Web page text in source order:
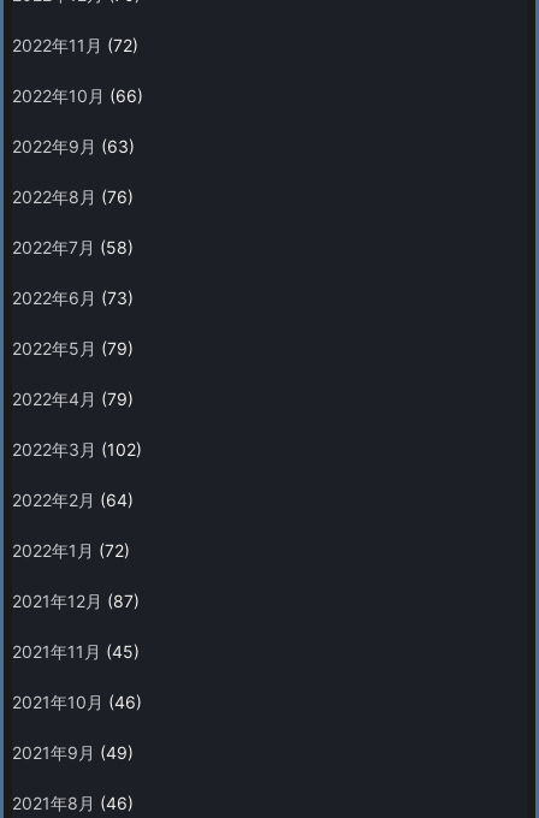
2022年11月 (72)
2022年10月 (66)
2022年9月 (63)
2022年8月 (76)
2022年7月 (58)
2022年6月 (73)
2022年5月 (79)
2022年4月 (79)
2022年3月 (102)
2022年2月 (64)
2022年1月 (72)
2021年12月 (87)
2021年11月 (45)
2021年10月 (46)
2021年9月 (49)
2021年8月 (46)